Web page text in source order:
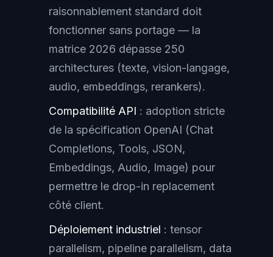
raisonnablement standard doit
fonctionner sans portage — la
matrice 2026 dépasse 250
architectures (texte, vision-langage,
audio, embeddings, rerankers).
Compatibilité API : adoption stricte
de la spécification OpenAI (Chat
Completions, Tools, JSON,
Embeddings, Audio, Image) pour
permettre le drop-in replacement
côté client.
Déploiement industriel : tensor
parallelism, pipeline parallelism, data